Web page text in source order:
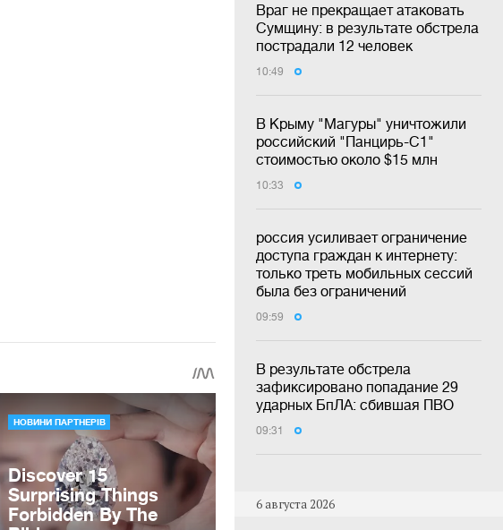
Враг не прекращает атаковать
Сумщину: в результате обстрела
пострадали 12 человек
10:49
В Крыму "Магуры" уничтожили
российский "Панцирь-С1"
стоимостью около $15 млн
10:33
россия усиливает ограничение
доступа граждан к интернету:
только треть мобильных сессий
была без ограничений
09:59
В результате обстрела
зафиксировано попадание 29
ударных БпЛА: сбившая ПВО
09:31
6 августа 2026